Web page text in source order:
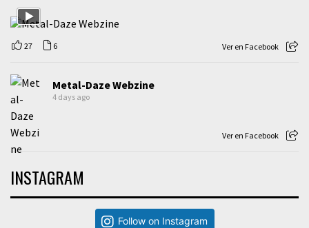
27 6 Ver en Facebook
Metal-Daze Webzine
4 days ago
Ver en Facebook
INSTAGRAM
Follow on Instagram